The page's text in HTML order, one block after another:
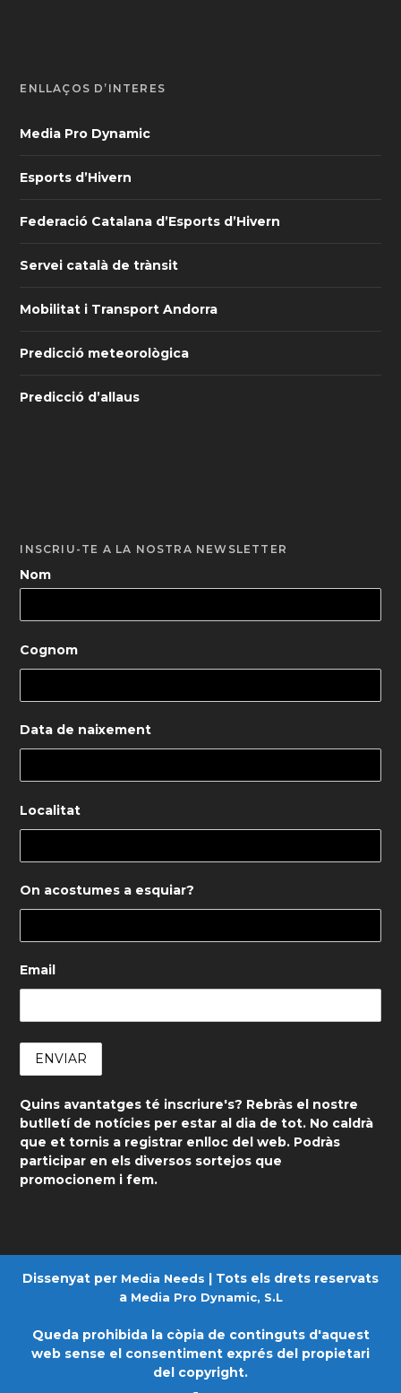
ENLLAÇOS D’INTERÈS
Media Pro Dynamic
Esports d’Hivern
Federació Catalana d’Esports d’Hivern
Servei català de trànsit
Mobilitat i Transport Andorra
Predicció meteorològica
Predicció d’allaus
INSCRIU-TE A LA NOSTRA NEWSLETTER
Nom
Cognom
Data de naixement
Localitat
On acostumes a esquiar?
Email
Quins avantatges té inscriure's? Rebràs el nostre
butlletí de notícies per estar al dia de tot. No caldrà
que et tornis a registrar enlloc del web. Podràs
participar en els diversos sortejos que
promocionem i fem.
Dissenyat per Media Needs | Tots els drets reservats
a Media Pro Dynamic, S.L
Queda prohibida la còpia de continguts d'aquest
web sense el consentiment exprés del propietari
del copyright.